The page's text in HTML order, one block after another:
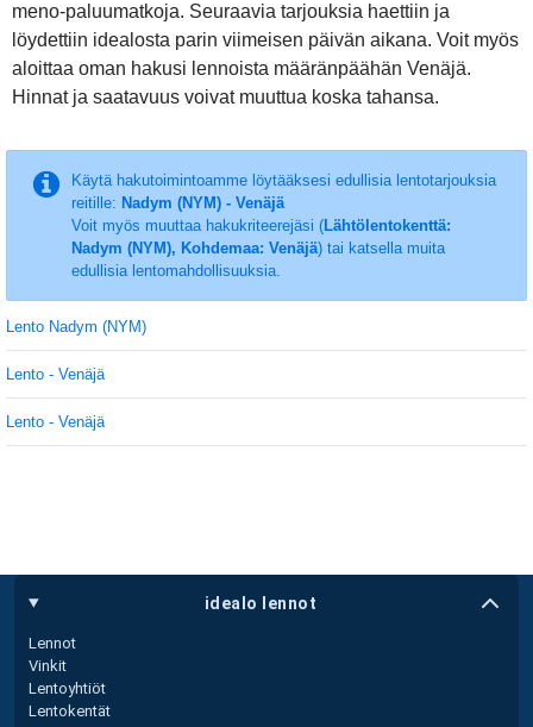
meno-paluumatkoja. Seuraavia tarjouksia haettiin ja
löydettiin idealosta parin viimeisen päivän aikana. Voit myös
aloittaa oman hakusi lennoista määränpäähän Venäjä.
Hinnat ja saatavuus voivat muuttua koska tahansa.
Käytä hakutoimintoamme löytääksesi edullisia lentotarjouksia
reitille: Nadym (NYM) - Venäjä
Voit myös muuttaa hakukriteerejäsi (Lähtölentokenttä:
Nadym (NYM), Kohdemaa: Venäjä) tai katsella muita
edullisia lentomahdollisuuksia.
Lento Nadym (NYM)
Lento - Venäjä
Lento - Venäjä
idealo lennot
Lennot
Vinkit
Lentoyhtiöt
Lentokentät